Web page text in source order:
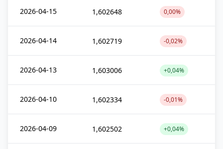
2026-04-15 1,602648 0,00%
2026-04-14 1,602719 -0,02%
2026-04-13 1,603006 +0,04%
2026-04-10 1,602334 -0,01%
2026-04-09 1,602502 +0,04%